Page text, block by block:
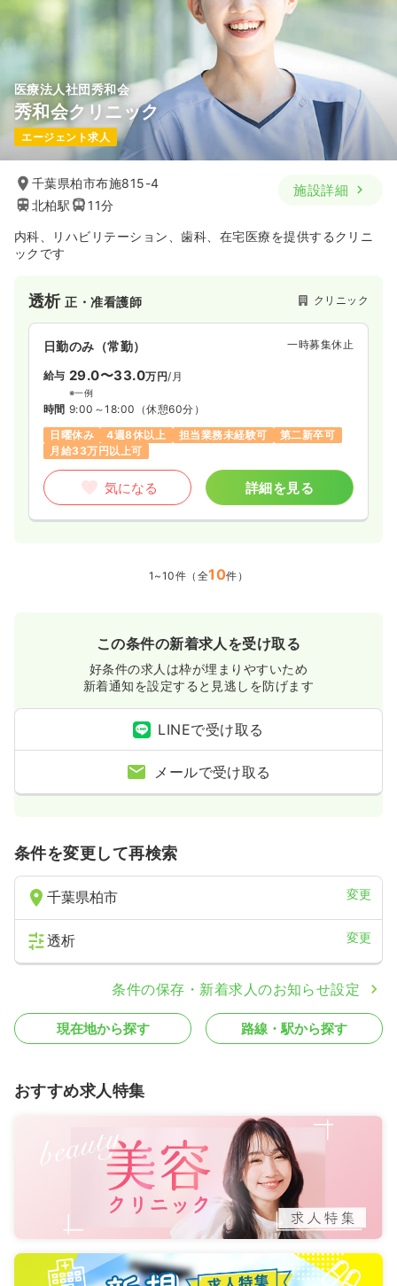
医療法人社団秀和会
秀和会クリニック
エージェント求人
千葉県柏市布施815-4
北柏駅
11分
施設詳細
内科、リハビリテーション、歯科、在宅医療を提供するクリニ
ックです
透析正・准看護師 クリニック
日勤のみ（常勤） 一時募集休止
給与 29.0〜33.0万円/月
※一例
時間 9:00～18:00 （休憩60分）
日曜休み
4週8休以上 担当業務未経験可
第二新卒可
月給33万円以上可
気になる 詳細を見る
1~10件（全10件）
この条件の新着求人を受け取る
好条件の求人は枠が埋まりやすいため
新着通知を設定すると見逃しを防げます
LINEで受け取る
メールで受け取る
条件を変更して再検索
千葉県柏市 変更
透析 変更
条件の保存・新着求人のお知らせ設定
現在地から探す 路線・駅から探す
おすすめ求人特集